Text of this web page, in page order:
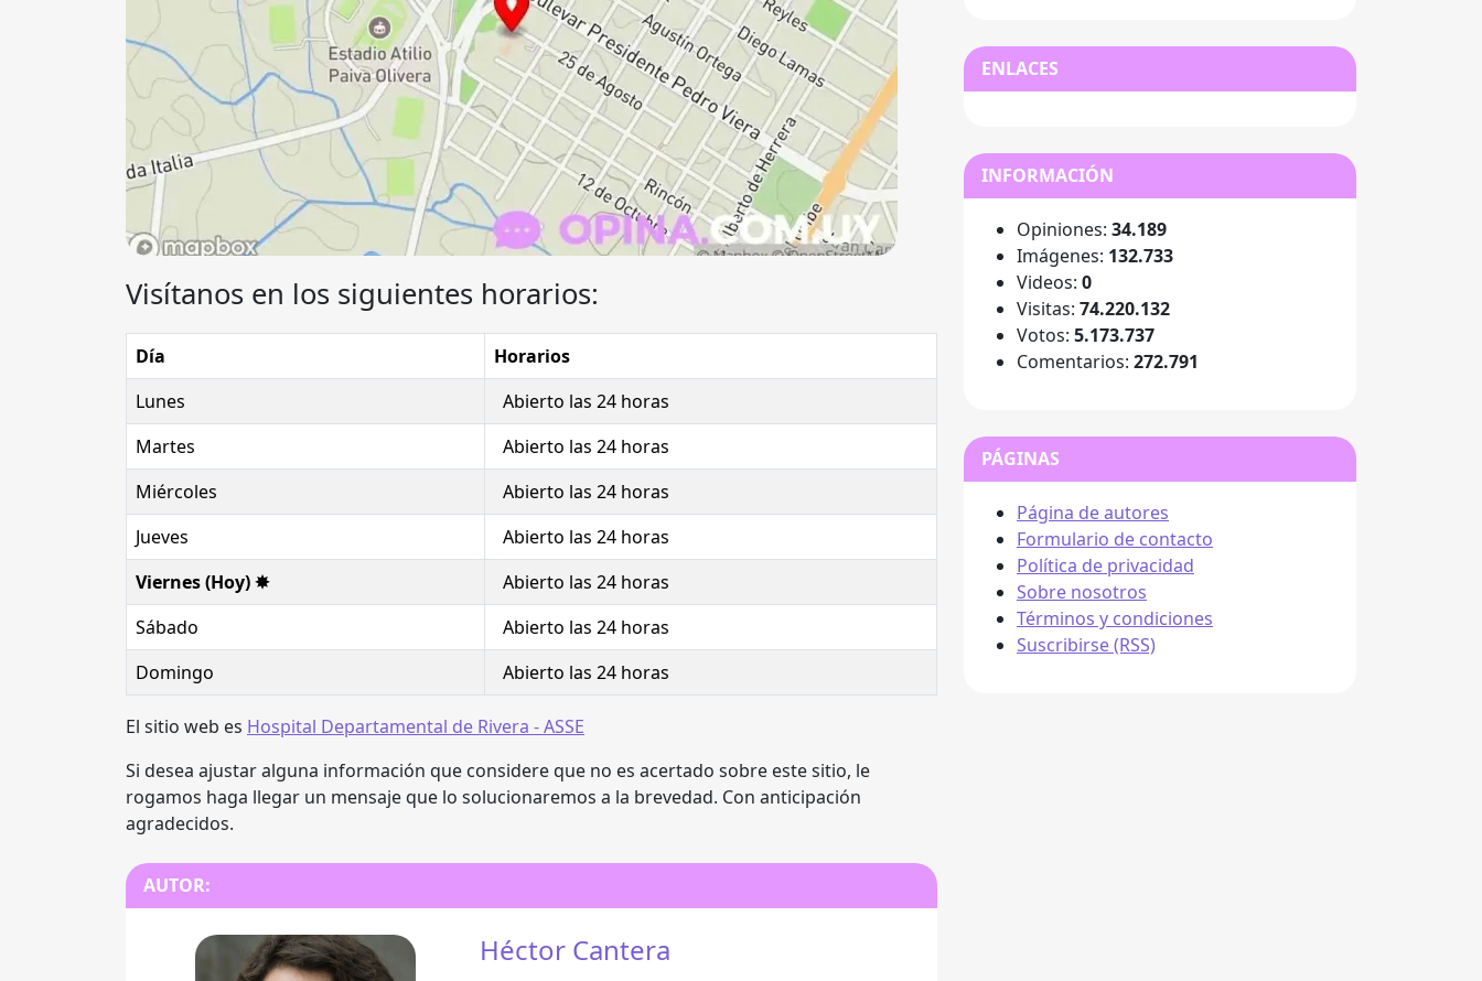
Visítanos en los siguientes horarios:
Día
Horarios
Lunes
Abierto las 24 horas
Martes
Abierto las 24 horas
Miércoles
Abierto las 24 horas
Jueves
Abierto las 24 horas
Viernes (Hoy) ✸
Abierto las 24 horas
Sábado
Abierto las 24 horas
Domingo
Abierto las 24 horas
El sitio web es Hospital Departamental de Rivera - ASSE
Si desea ajustar alguna información que considere que no es acertado sobre este sitio, le
rogamos haga llegar un mensaje que lo solucionaremos a la brevedad. Con anticipación
agradecidos.
AUTOR:
Héctor Cantera
ENLACES
INFORMACIÓN
Opiniones: 34.189
Imágenes: 132.733
Videos: 0
Visitas: 74.220.132
Votos: 5.173.737
Comentarios: 272.791
PÁGINAS
Página de autores
Formulario de contacto
Política de privacidad
Sobre nosotros
Términos y condiciones
Suscribirse (RSS)